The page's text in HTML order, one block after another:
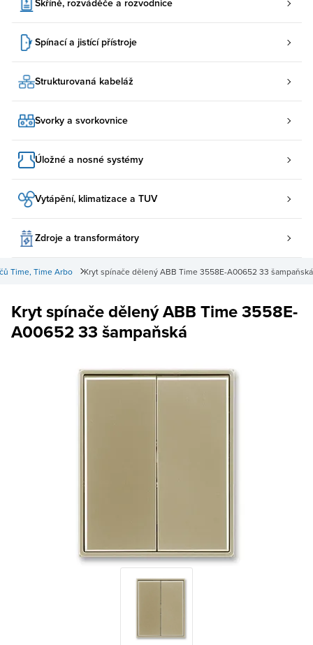
Skříně, rozváděče a rozvodnice
Spínací a jistící přístroje
Strukturovaná kabeláž
Svorky a svorkovnice
Úložné a nosné systémy
Vytápění, klimatizace a TUV
Zdroje a transformátory
Kryt spínače dělený ABB Time 3558E-A00652 33 šampaňská
Time, Time Arbo
Kryt spínače dělený ABB Time 3558E-
A00652 33 šampaňská